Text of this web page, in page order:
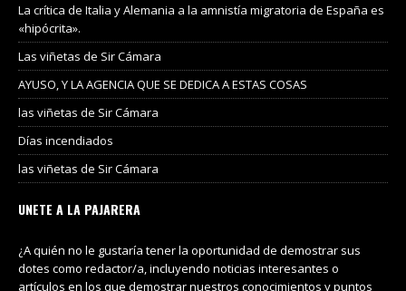
La crítica de Italia y Alemania a la amnistía migratoria de España es
«hipócrita».
Las viñetas de Sir Cámara
AYUSO, Y LA AGENCIA QUE SE DEDICA A ESTAS COSAS
las viñetas de Sir Cámara
Días incendiados
las viñetas de Sir Cámara
UNETE A LA PAJARERA
¿A quién no le gustaría tener la oportunidad de demostrar sus
dotes como redactor/a, incluyendo noticias interesantes o
artículos en los que demostrar nuestros conocimientos y puntos